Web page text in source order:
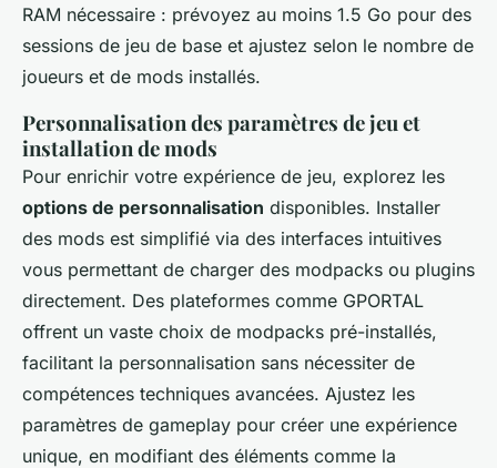
RAM nécessaire : prévoyez au moins 1.5 Go pour des
sessions de jeu de base et ajustez selon le nombre de
joueurs et de mods installés.
Personnalisation des paramètres de jeu et
installation de mods
Pour enrichir votre expérience de jeu, explorez les
options de personnalisation disponibles. Installer
des mods est simplifié via des interfaces intuitives
vous permettant de charger des modpacks ou plugins
directement. Des plateformes comme GPORTAL
offrent un vaste choix de modpacks pré-installés,
facilitant la personnalisation sans nécessiter de
compétences techniques avancées. Ajustez les
paramètres de gameplay pour créer une expérience
unique, en modifiant des éléments comme la